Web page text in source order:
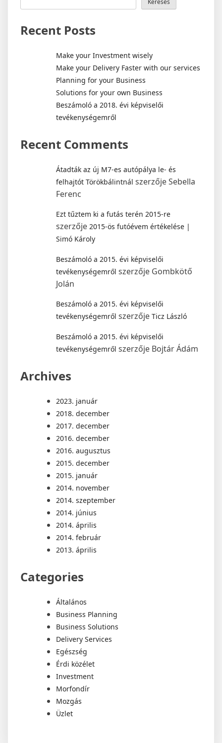
our
services
Keresés
Recent Posts
Make your Investment wisely
Make your Delivery Faster with our services
Planning for your Business
Solutions for your own Business
Beszámoló a 2018. évi képviselői
tevékenységemről
Recent Comments
Átadták az új M7-es autópálya le- és
felhajtót Törökbálintnál szerzőjeSebella
Ferenc
Ezt tűztem ki a futás terén 2015-re
szerzője 2015-ös futóévem értékelése |
Simó Károly
Beszámoló a 2015. évi képviselői
tevékenységemről szerzője Gombkötő
Jolán
Beszámoló a 2015. évi képviselői
tevékenységemről szerzője Ticz László
Beszámoló a 2015. évi képviselői
tevékenységemről szerzője Bojtár Ádám
Archives
2023. január
2018. december
2017. december
2016. december
2016. augusztus
2015. december
2015. január
2014. november
2014. szeptember
2014. június
2014. április
2014. február
2013. április
Categories
Általános
Business Planning
Business Solutions
Delivery Services
Egészség
Érdi közélet
Investment
Morfondír
Mozgás
Üzlet